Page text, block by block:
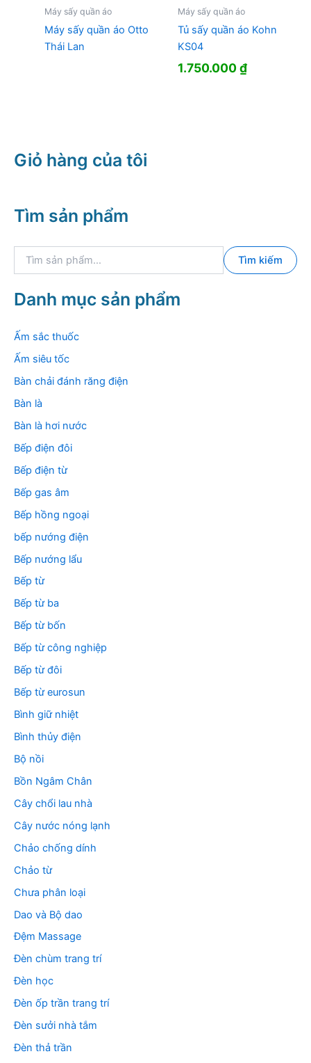
Máy sấy quần áo
Máy sấy quần áo Otto
Thái Lan
Máy sấy quần áo
Tủ sấy quần áo Kohn
KS04
1.750.000₫
Giỏ hàng của tôi
Tìm sản phẩm
k
i
m
Tìm kiếm
Danh mục sản phẩm
Ấm sắc thuốc
Ấm siêu tốc
Bàn chải đánh răng điện
Bàn là
Bàn là hơi nước
Bếp điện đôi
Bếp điện từ
Bếp gas âm
Bếp hồng ngoại
bếp nướng điện
Bếp nướng lẩu
Bếp từ
Bếp từ ba
Bếp từ bốn
Bếp từ công nghiệp
Bếp từ đôi
Bếp từ eurosun
Bình giữ nhiệt
Bình thủy điện
Bộ nồi
Bồn Ngâm Chân
Cây chổi lau nhà
Cây nước nóng lạnh
Chảo chống dính
Chảo từ
Chưa phân loại
Dao và Bộ dao
Đệm Massage
Đèn chùm trang trí
Đèn học
Đèn ốp trần trang trí
Đèn sưởi nhà tắm
Đèn thả trần